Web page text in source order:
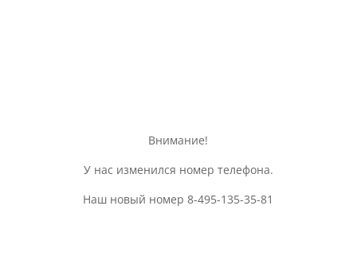
Внимание!
У нас изменился номер телефона.
Наш новый номер 8-495-135-35-81